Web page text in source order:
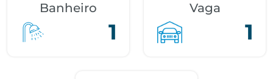
Banheiro
1
Vaga
1